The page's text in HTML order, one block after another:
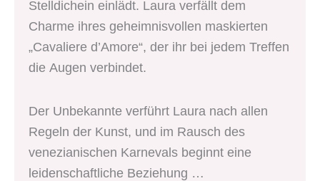
Stelldichein einlädt. Laura verfällt dem
Charme ihres geheimnisvollen maskierten
„Cavaliere d’Amore“, der ihr bei jedem Treffen
die Augen verbindet.
Der Unbekannte verführt Laura nach allen
Regeln der Kunst, und im Rausch des
venezianischen Karnevals beginnt eine
leidenschaftliche Beziehung …